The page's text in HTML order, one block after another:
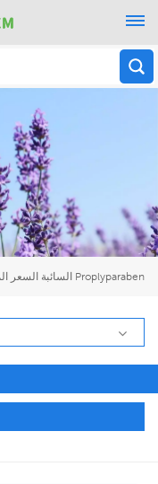
السائبة السعر المصنع المضافات الغذائية Proplyparaben